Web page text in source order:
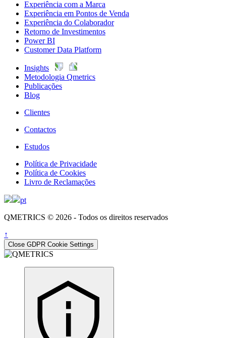
Experiência com a Marca
Experiência em Pontos de Venda
Experiência do Colaborador
Retorno de Investimentos
Power BI
Customer Data Platform
Insights
Metodologia Qmetrics
Publicações
Blog
Clientes
Contactos
Estudos
Política de Privacidade
Política de Cookies
Livro de Reclamações
pt
QMETRICS © 2026 - Todos os direitos reservados
↑
Close GDPR Cookie Settings